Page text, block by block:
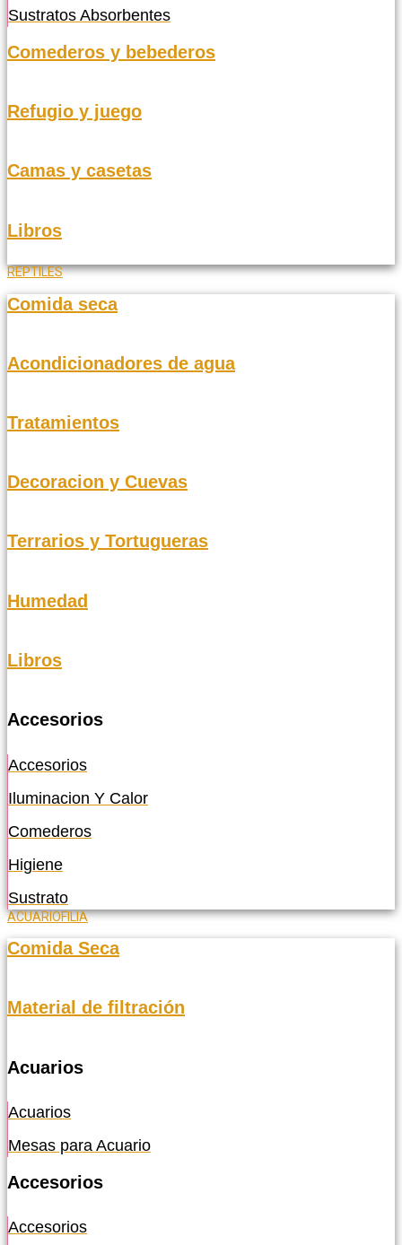
Sustratos Absorbentes
Comederos y bebederos
Refugio y juego
Camas y casetas
Libros
REPTILES
Comida seca
Acondicionadores de agua
Tratamientos
Decoracion y Cuevas
Terrarios y Tortugueras
Humedad
Libros
Accesorios
Accesorios
Iluminacion Y Calor
Comederos
Higiene
Sustrato
ACUARIOFILIA
Comida Seca
Material de filtración
Acuarios
Acuarios
Mesas para Acuario
Accesorios
Accesorios